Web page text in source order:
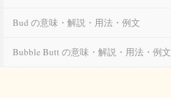
Bud の意味・解説・用法・例文
Bubble Butt の意味・解説・用法・例文